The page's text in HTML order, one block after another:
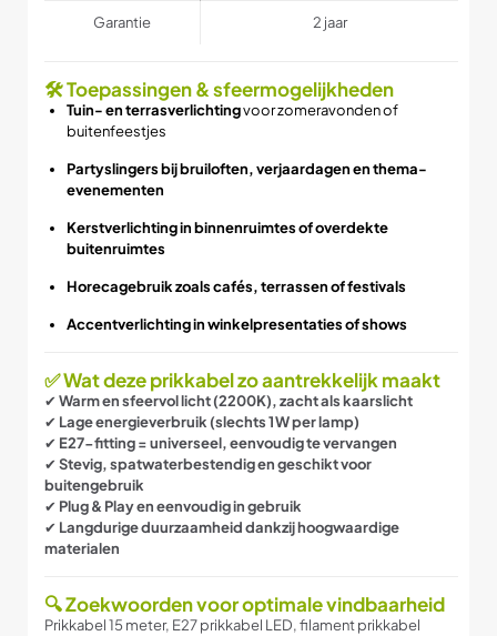
Garantie 2 jaar
🛠 Toepassingen & sfeermogelijkheden
Tuin- en terrasverlichtingvoor zomeravonden of
buitenfeestjes
Partyslingers bij bruiloften, verjaardagen en thema-
evenementen
Kerstverlichting in binnenruimtes of overdekte
buitenruimtes
Horecagebruik zoals cafés, terrassen of festivals
Accentverlichting in winkelpresentaties of shows
✅ Wat deze prikkabel zo aantrekkelijk maakt
✔ Warm en sfeervol licht (2200K), zacht als kaarslicht
✔ Lage energieverbruik (slechts 1 W per lamp)
✔ E27-fitting = universeel, eenvoudig te vervangen
✔ Stevig, spatwaterbestendig en geschikt voor
buitengebruik
✔ Plug & Play en eenvoudig in gebruik
✔ Langdurige duurzaamheid dankzij hoogwaardige
materialen
🔍 Zoekwoorden voor optimale vindbaarheid
Prikkabel 15 meter, E27 prikkabel LED, filament prikkabel